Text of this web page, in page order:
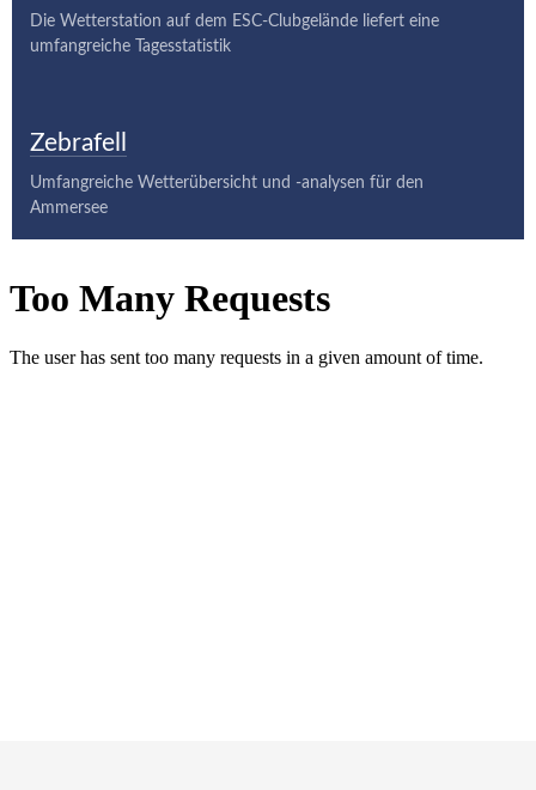
Die Wetterstation auf dem ESC-Clubgelände liefert eine
umfangreiche Tagesstatistik
Zebrafell
Umfangreiche Wetterübersicht und -analysen für den
Ammersee